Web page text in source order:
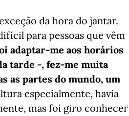
da hora do jantar.
para pessoas que vêm
adaptar-me aos horários
tarde -, fez-me muita
as partes do mundo, um
especialmente, havia
mas foi giro conhecer